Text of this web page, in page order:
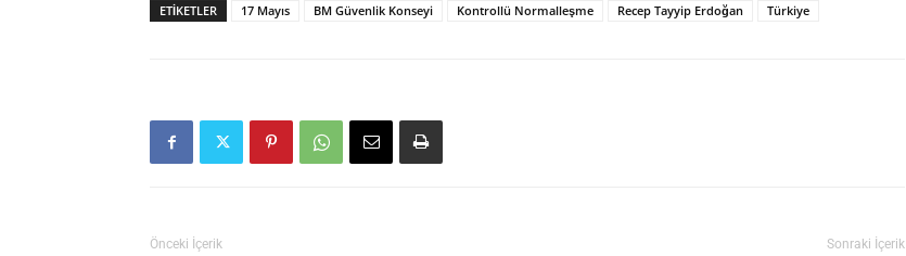
ETIKETLER 17 Mayıs BM Güvenlik Konseyi Kontrollü Normalleşme Recep Tayyip Erdoğan Türkiye
Önceki İçerik Sonraki İçerik